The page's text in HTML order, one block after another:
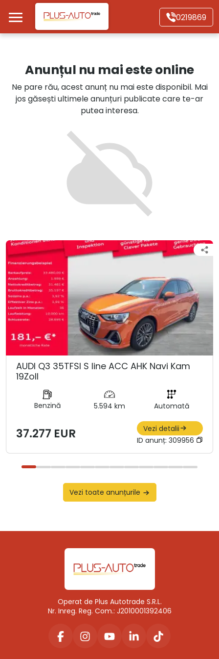
Mergi direct la conținutul principal
0219869
Autoturisme
Motociclete
Autoutilitare
Alte tipuri vehicule
Anunțul nu mai este online
Ne pare rău, acest anunț nu mai este disponibil. Mai
jos găsești ultimele anunțuri publicate care te-ar
putea interesa.
AUDI Q3 35TFSI S line ACC AHK Navi Kam
19Zoll
Benzină 5.594 km Automată
37.277 EUR
Vezi detalii
ID anunț: 309956
Vezi toate anunțurile
Operat de Plus Autotrade S.R.L.
Nr. Inreg. Reg. Com.: J2010001392406